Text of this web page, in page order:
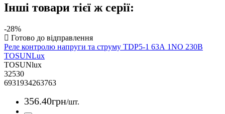
C
6
Інші товари тієї ж серії:
-28%
Реле контролю напруги та струму TDP5-1 63А 1NO 230В
TOSUNLux
TOSUNlux
32530
6931934263763
356.40грн/шт.